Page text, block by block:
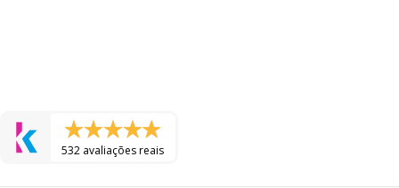
532 avaliações reais